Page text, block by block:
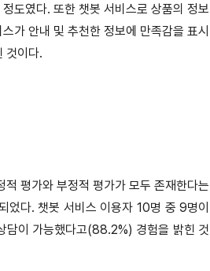
도였다. 또한 챗봇 서비스로 상품의 정보
가 안내 및 추천한 정보에 만족감을 표시
것이다.
평가와 부정적 평가가 모두 존재한다는
었다. 챗봇 서비스 이용자 10명 중 9명이
담이 가능했다고(88.2%) 경험을 밝힌 것